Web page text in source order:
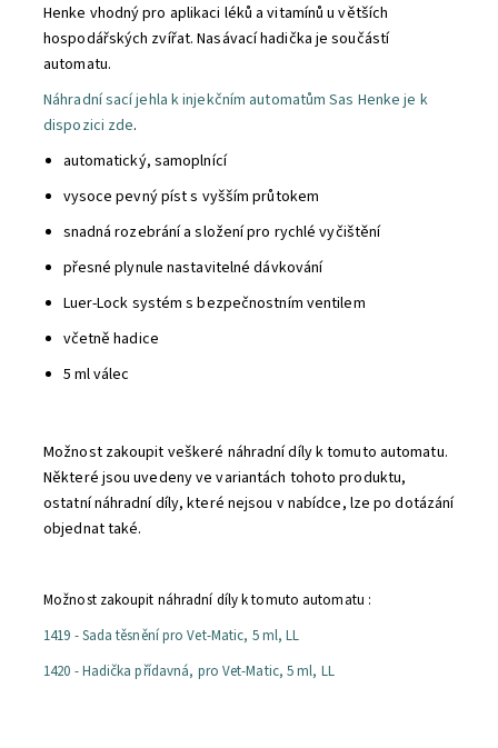
Henke vhodný pro aplikaci léků a vitamínů u větších
hospodářských zvířat. Nasávací hadička je součástí
automatu.
Náhradní sací jehla k injekčním automatům Sas Henke je k
dispozici zde.
automatický, samoplnící
vysoce pevný píst s vyšším průtokem
snadná rozebrání a složení pro rychlé vyčištění
přesné plynule nastavitelné dávkování
Luer-Lock systém s bezpečnostním ventilem
včetně hadice
5 ml válec
Možnost zakoupit veškeré náhradní díly k tomuto automatu.
Některé jsou uvedeny ve variantách tohoto produktu,
ostatní náhradní díly, které nejsou v nabídce, lze po dotázání
objednat také.
Možnost zakoupit náhradní díly k tomuto automatu :
1419 - Sada těsnění pro Vet-Matic, 5 ml, LL
1420 - Hadička přídavná, pro Vet-Matic, 5 ml, LL